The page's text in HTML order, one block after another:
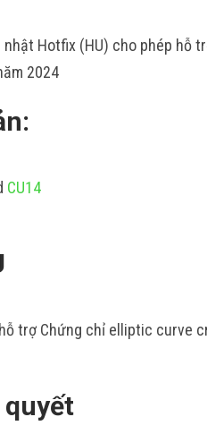
Hotfix (HU) cho phép hỗ
2024
CU14
trợ Chứng chỉ elliptic curve